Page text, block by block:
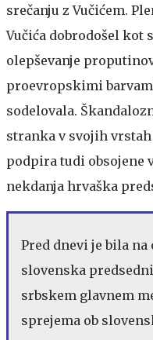
srečanju z Vučićem.
Vučića dobrodošel kot
olepševanje
proevropskimi
sodelovala.
stranka v svojih
podpira tudi obsojene
nekdanja hrvaška
Pred dnevi je bila
slovenska
srbskem glavnem
sprejema ob